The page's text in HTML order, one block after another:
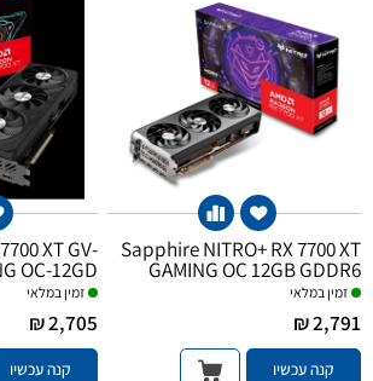
Sapphire NITRO+ RX 7700 XT
GAMING OC 12GB GDDR6
זמין במלאי
2,791 ₪
קנה עכשיו
XT GV-
OC-12GD
זמין במלאי
2,705 ₪
קנה עכשיו